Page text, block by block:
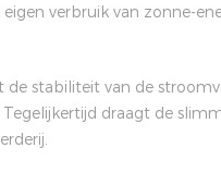
verbruik van zonne-
de stabiliteit van de
draagt de